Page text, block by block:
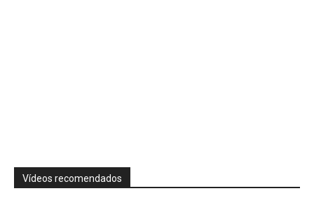
Vídeos recomendados